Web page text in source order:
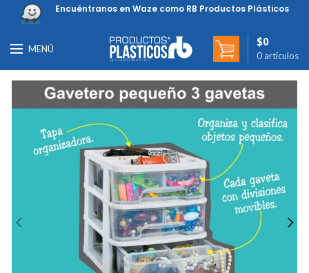
Encuéntranos en Waze como RB Productos Plásticos
MENÚ
0 artículos
$0